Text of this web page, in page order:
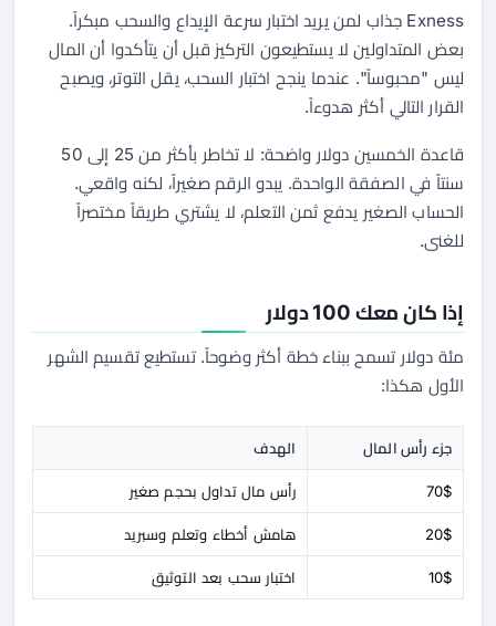
Exness جذاب لمن يريد اختبار سرعة الإيداع والسحب مبكراً.
بعض المتداولين لا يستطيعون التركيز قبل أن يتأكدوا أن المال
ليس "محبوساً". عندما ينجح اختبار السحب، يقل التوتر، ويصبح
القرار التالي أكثر هدوءاً.
قاعدة الخمسين دولار واضحة: لا تخاطر بأكثر من 25 إلى 50
سنتاً في الصفقة الواحدة. يبدو الرقم صغيراً، لكنه واقعي.
الحساب الصغير يدفع ثمن التعلم، لا يشتري طريقاً مختصراً
للغنى.
إذا كان معك 100 دولار
مئة دولار تسمح ببناء خطة أكثر وضوحاً. تستطيع تقسيم الشهر
الأول هكذا:
جزء رأس المال الهدف
70$ رأس مال تداول بحجم صغير
20$ هامش أخطاء وتعلم وسبريد
10$ اختبار سحب بعد التوثيق